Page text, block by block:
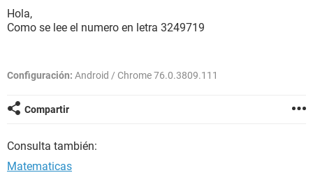
Hola,
Como se lee el numero en letra 3249719
Configuración: Android / Chrome 76.0.3809.111
Compartir
Consulta también:
Matematicas